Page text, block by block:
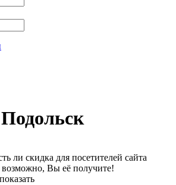
ли скидка для посетителей сайта
Вы её получите!